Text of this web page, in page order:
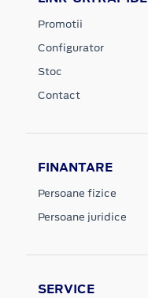
Promotii
Configurator
Stoc
Contact
FINANTARE
Persoane fizice
Persoane juridice
SERVICE